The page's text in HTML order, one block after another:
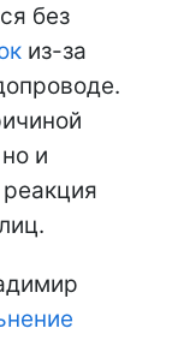
без
из-за
и